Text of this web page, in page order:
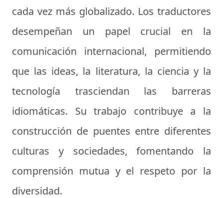
cada vez más globalizado. Los traductores
desempeñan un papel crucial en la
comunicación internacional, permitiendo
que las ideas, la literatura, la ciencia y la
tecnología trasciendan las barreras
idiomáticas. Su trabajo contribuye a la
construcción de puentes entre diferentes
culturas y sociedades, fomentando la
comprensión mutua y el respeto por la
diversidad.